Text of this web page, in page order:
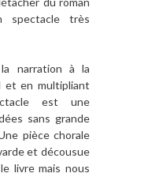
spectacle très
narration à la
et en multipliant
est une
sans grande
pièce chorale
et décousue
livre mais nous